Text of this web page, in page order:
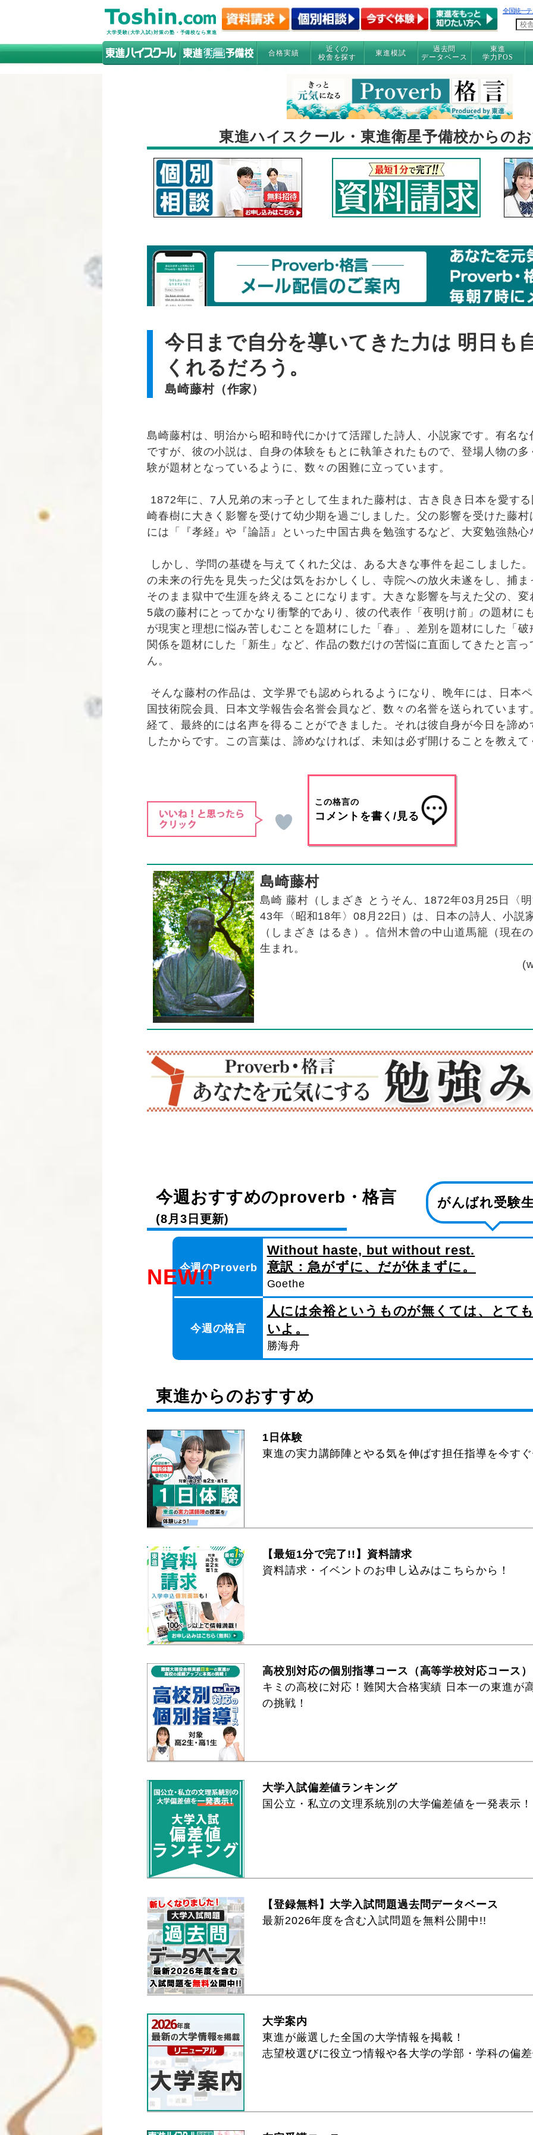
大学受験(大学入試)対策の塾・予備校なら東進
全国統一
合格実績
近くの
校舎を探す
東進模試
過去問
データベース
東進
学力POS
東進ハイスクール・東進衛星予備校からの
今日まで自分を導いてきた力は 明日も
くれるだろう。
島崎藤村（作家）
島崎藤村は、明治から昭和時代にかけて活躍した詩人、小説家です。有名
ですが、彼の小説は、自身の体験をもとに執筆されたもので、登場人物の
験が題材となっているように、数々の困難に立っています。
1872年に、7人兄弟の末っ子として生まれた藤村は、古き良き日本を愛す
崎春樹に大きく影響を受けて幼少期を過ごしました。父の影響を受けた藤
には「『孝経』や『論語』といった中国古典を勉強するなど、大変勉強熱
しかし、学問の基礎を与えてくれた父は、ある大きな事件を起こしました
の未来の行先を見失った父は気をおかしくし、寺院への放火未遂をし、捕
そのまま獄中で生涯を終えることになります。大きな影響を与えた父の、
5歳の藤村にとってかなり衝撃的であり、彼の代表作「夜明け前」の題材に
が現実と理想に悩み苦しむことを題材にした「春」、差別を題材にした「
関係を題材にした「新生」など、作品の数だけの苦悩に直面してきたと言
ん。
そんな藤村の作品は、文学界でも認められるようになり、晩年には、日本
国技術院会員、日本文学報告会名誉会員など、数々の名誉を送られていま
経て、最終的には名声を得ることができました。それは彼自身が今日を諦
したからです。この言葉は、諦めなければ、未知は必ず開けることを教えて
この格言の
コメントを書く/見る
島崎藤村
島崎 藤村（しまざき とうそん、1872年03月25日〈
43年〈昭和18年〉08月22日）は、日本の詩人、小説
（しまざき はるき）。信州木曾の中山道馬籠（現在
生まれ。
NEW!!
今週おすすめのproverb・格言
(8月3日更新)
がんばれ受験
今週のProverb
Without haste, but without rest.
意訳：急がずに、だが休まずに。
Goethe
今週の格言
人には余裕というものが無くては、とて
いよ。
勝海舟
東進からのおすすめ
1日体験
東進の実力講師陣とやる気を伸ばす担任指導を今す
【最短1分で完了!!】資料請求
資料請求・イベントのお申し込みはこちらから！
高校別対応の個別指導コース（高等学校対応コース）
キミの高校に対応！難関大合格実績 日本一の東進が
の挑戦！
大学入試偏差値ランキング
国公立・私立の文理系統別の大学偏差値を一発表示！
【登録無料】大学入試問題過去問データベース
最新2026年度を含む入試問題を無料公開中!!
大学案内
東進が厳選した全国の大学情報を掲載！
志望校選びに役立つ情報や各大学の学部・学科の偏